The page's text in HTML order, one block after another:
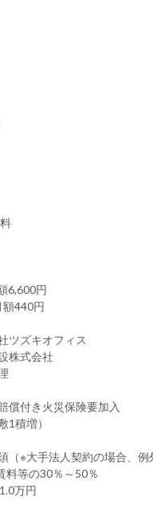
6,600円
440円
キオフィス
式会社
き火災保険要加入
増）
※大手法人契約の場合、例
料等の30％～50％
万円